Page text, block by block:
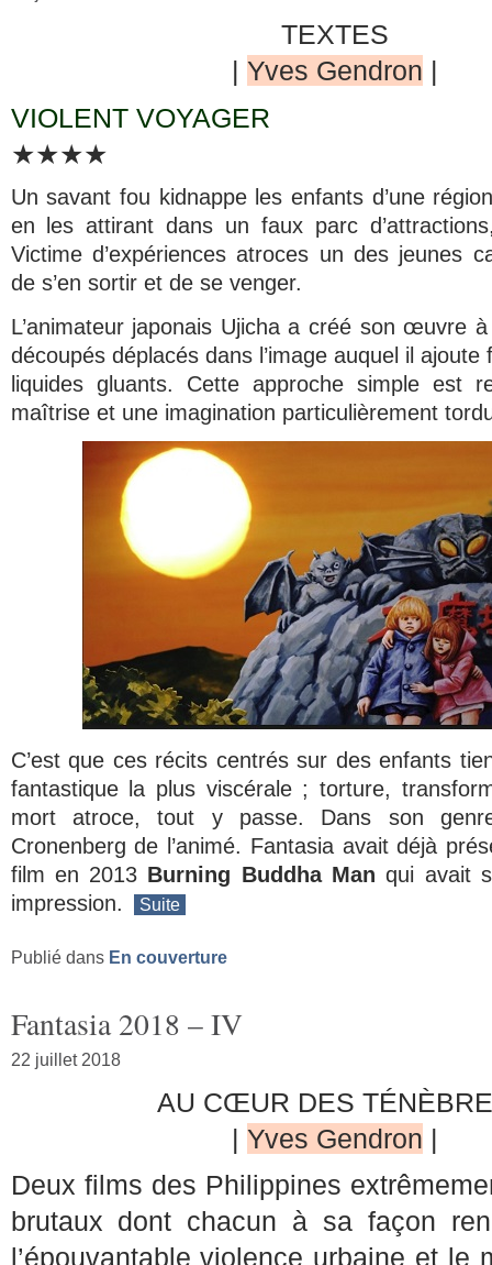
TEXTES
| Yves Gendron |
VIOLENT VOYAGER
★★★★
Un savant fou kidnappe les enfants d’une
en les attirant dans un faux parc
Victime d’expériences atroces un des jeunes
de s’en sortir et de se venger.
L’animateur japonais Ujicha a créé son œuvre
découpés déplacés dans l’image auquel il
liquides gluants. Cette approche simple est
maîtrise et une imagination particulièrement
C’est que ces récits centrés sur des enfants
fantastique la plus viscérale ; torture,
mort atroce, tout y passe. Dans son
Cronenberg de l’animé. Fantasia avait déjà
film en 2013 Burning Buddha Man qui avait
impression.
Suite
Publié dans En couverture
Fantasia 2018 – IV
22 juillet 2018
AU CŒUR DES
| Yves Gendron |
Deux films des Philippines
brutaux dont chacun à sa façon
l’épouvantable violence urbaine et le